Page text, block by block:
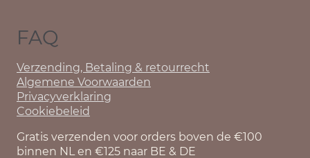
FAQ
Verzending, Betaling & retourrecht
Algemene Voorwaarden
Privacyverklaring
Cookiebeleid
Gratis verzenden voor orders boven de €100
binnen NL en €125 naar BE & DE